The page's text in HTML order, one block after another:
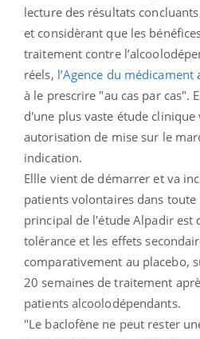
lecture des résultats
et considèrant que les
traitement contre
réels, l’Agence du médicament
à le prescrire "au cas par cas".
d'une plus vaste étude
autorisation de mise sur le
indication.
Ellle vient de démarrer et va
patients volontaires dans toute
principal de l'étude Alpadir est
tolérance et les effets
comparativement au placebo,
20 semaines de traitement
patients alcoolodépendants.
"Le baclofène ne peut rester